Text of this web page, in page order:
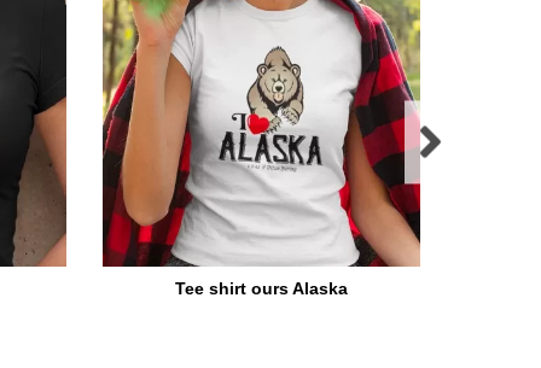
Tee shirt ours Alaska